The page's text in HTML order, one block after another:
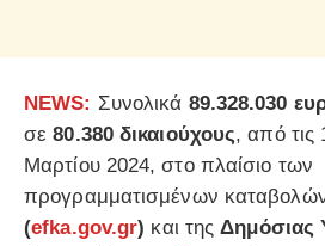
NEWS: Συνολικά 89.328.030
σε 80.380 δικαιούχους, από τις
Μαρτίου 2024, στο πλαίσιο των
προγραμματισμένων
(efka.gov.gr) και τηςΔημόσιας